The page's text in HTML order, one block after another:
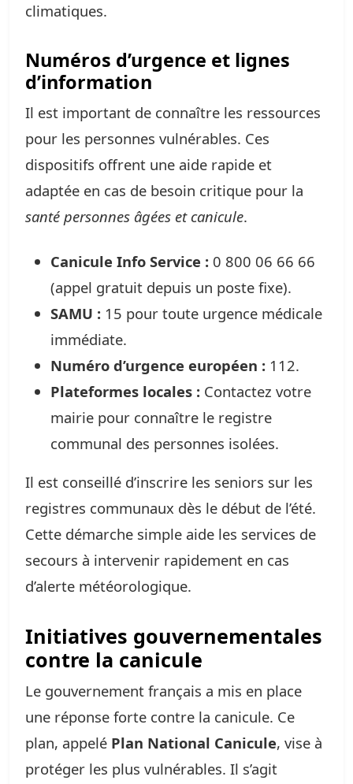
climatiques.
Numéros d’urgence et lignes
d’information
Il est important de connaître les ressources
pour les personnes vulnérables. Ces
dispositifs offrent une aide rapide et
adaptée en cas de besoin critique pour la
santé personnes âgées et canicule.
Canicule Info Service : 0 800 06 66 66
(appel gratuit depuis un poste fixe).
SAMU : 15 pour toute urgence médicale
immédiate.
Numéro d’urgence européen : 112.
Plateformes locales : Contactez votre
mairie pour connaître le registre
communal des personnes isolées.
Il est conseillé d’inscrire les seniors sur les
registres communaux dès le début de l’été.
Cette démarche simple aide les services de
secours à intervenir rapidement en cas
d’alerte météorologique.
Initiatives gouvernementales
contre la canicule
Le gouvernement français a mis en place
une réponse forte contre la canicule. Ce
plan, appelé Plan National Canicule, vise à
protéger les plus vulnérables. Il s’agit